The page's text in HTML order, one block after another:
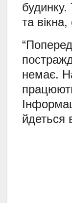
та
немає.
йдеться